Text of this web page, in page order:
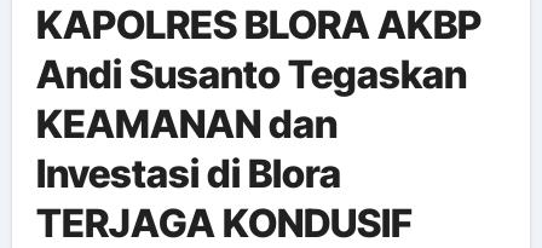
KAPOLRES BLORA AKBP
Andi Susanto Tegaskan
KEAMANAN dan
Investasi di Blora
TERJAGA KONDUSIF